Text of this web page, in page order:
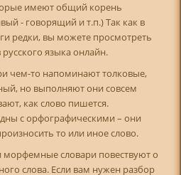
имеют общий корень
- говорящий и т.п.) Так как в
редки, вы можете просмотреть
языка онлайн.
чем-то напоминают толковые,
но выполняют они совсем
как слово пишется.
с орфографическими – они
то или иное слово.
морфемные словари повествуют о
слова. Если вам нужен разбор